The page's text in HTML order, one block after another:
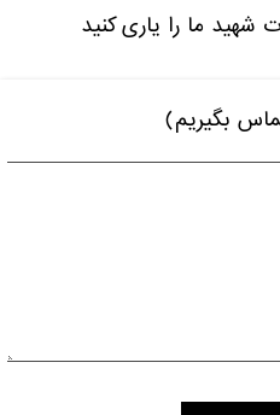
شهید ما را یاری کنید
بگیریم)